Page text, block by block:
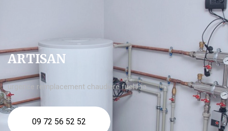
ARTISAN
urgence remplacement chaudière fuel Pia
09 72 56 52 52